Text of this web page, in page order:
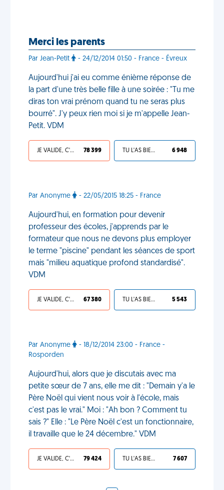
Merci les parents
Par Jean-Petit - 24/12/2014 01:50 - France - Évreux
Aujourd'hui j'ai eu comme énième réponse de
la part d'une très belle fille à une soirée : "Tu me
diras ton vrai prénom quand tu ne seras plus
bourré". J'y peux rien moi si je m'appelle Jean-
Petit. VDM
JE VALIDE, C'EST UNE VDM 78 399 TU L'AS BIEN MÉRITÉ 6 948
Par Anonyme - 22/05/2015 18:25 - France
Aujourd'hui, en formation pour devenir
professeur des écoles, j'apprends par le
formateur que nous ne devons plus employer
le terme "piscine" pendant les séances de sport
mais "milieu aquatique profond standardisé".
VDM
JE VALIDE, C'EST UNE VDM 67 380 TU L'AS BIEN MÉRITÉ 5 543
Par Anonyme
- 18/12/2014 23:00 - France -
Rosporden
Aujourd'hui, alors que je discutais avec ma
petite sœur de 7 ans, elle me dit : "Demain y'a le
Père Noël qui vient nous voir à l'école, mais
c'est pas le vrai." Moi : "Ah bon ? Comment tu
sais ?" Elle : "Le Père Noël c'est un fonctionnaire,
il travaille que le 24 décembre." VDM
JE VALIDE, C'EST UNE VDM 79 424 TU L'AS BIEN MÉRITÉ 7 607